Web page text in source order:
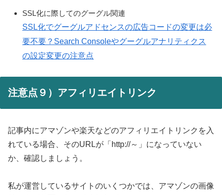
SSL化に際してのグーグル関連
SSL化でグーグルアドセンスの広告コードの変更は必
要不要？Search Consoleやグーグルアナリティクス
の設定変更の注意点
注意点９）アフィリエイトリンク
記事内にアマゾンや楽天などのアフィリエイトリンクを入
れている場合、そのURLが「http://～」になっていない
か、確認しましょう。
私が運営しているサイトのいくつかでは、アマゾンの画像